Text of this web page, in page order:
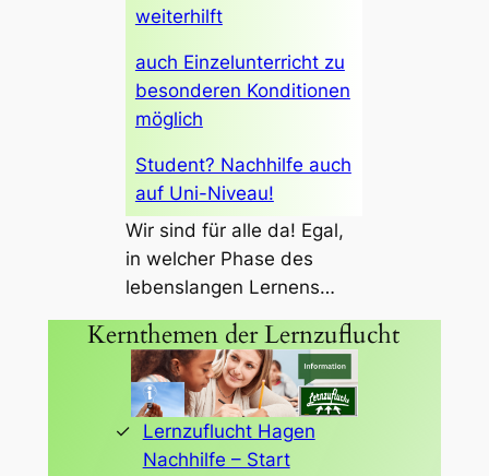
weiterhilft
auch Einzelunterricht zu
besonderen Konditionen
möglich
Student? Nachhilfe auch
auf Uni-Niveau!
Wir sind für alle da! Egal,
in welcher Phase des
lebenslangen Lernens…
Kernthemen der Lernzuflucht
Lernzuflucht Hagen
Nachhilfe – Start